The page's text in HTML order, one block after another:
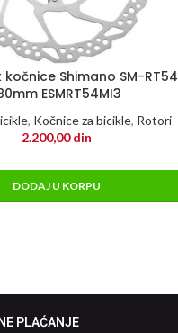
Shimano SM-RT54
ESMRT54MI3
, Kočnice za bicikle, Rotori
2.200,00din
DODAJ U KORPU
PLAĆANJE